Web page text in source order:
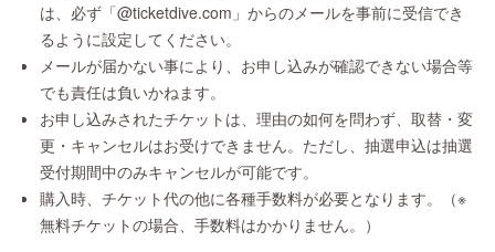
は、必ず「@ticketdive.com」からのメールを事前に受信でき
るように設定してください。
メールが届かない事により、お申し込みが確認できない場合等
でも責任は負いかねます。
お申し込みされたチケットは、理由の如何を問わず、取替・変
更・キャンセルはお受けできません。ただし、抽選申込は抽選
受付期間中のみキャンセルが可能です。
購入時、チケット代の他に各種手数料が必要となります。（※
無料チケットの場合、手数料はかかりません。）